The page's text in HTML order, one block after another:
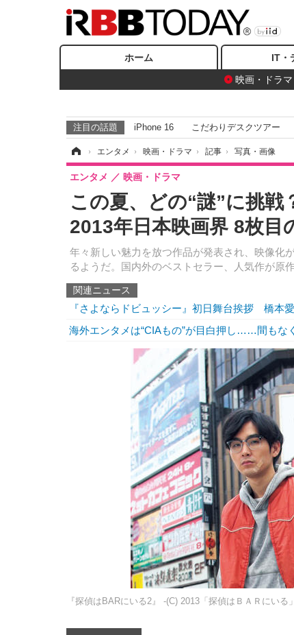
ホーム IT・
映画・ドラマ
注目の話題 iPhone 16 こだわりデスクツアー
› エンタメ › 映画・ドラマ › 記事 › 写真・画像
この夏、どの“謎”に挑
2013年日本映画界 8枚目
年々新しい魅力を放つ作品が発表され、映像化
るようだ。国内外のベストセラー、人気作が原
エンタメ 映画・ドラマ
関連ニュース
『さよならドビュッシー』初日舞台挨拶 橋本
海外エンタメは“CIAもの”が目白押し……間もな
『探偵はBARにいる2』 -(C) 2013「探偵はＢＡＲにいる